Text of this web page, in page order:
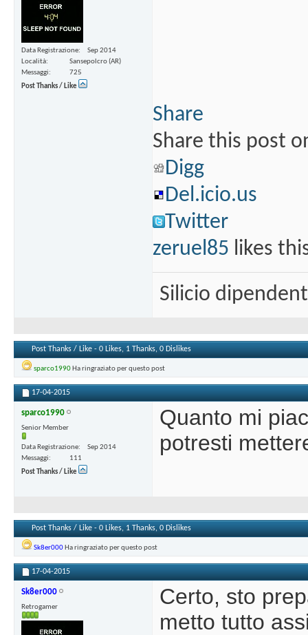
Data Registrazione
Sep 2014
Località
Sansepolcro (AR)
Messaggi
725
Post Thanks / Like
Share
Share this post
Digg
Del.icio.us
Twitter
zeruel85 likes
Silicio
Post Thanks / Like - 0 Likes, 1 Thanks, 0 Dislikes
sparco1990 Ha ringraziato per questo post
17-04-2015
sparco1990
Senior Member
Data Registrazione
Sep 2014
Messaggi
111
Post Thanks / Like
Quanto mi
potresti
Post Thanks / Like - 0 Likes, 1 Thanks, 0 Dislikes
Sk8er000 Ha ringraziato per questo post
17-04-2015
Sk8er000
Retrogamer
Certo, sto
metto tutto